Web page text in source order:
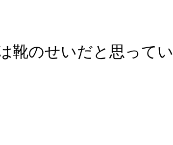
靴のせいだと思ってい